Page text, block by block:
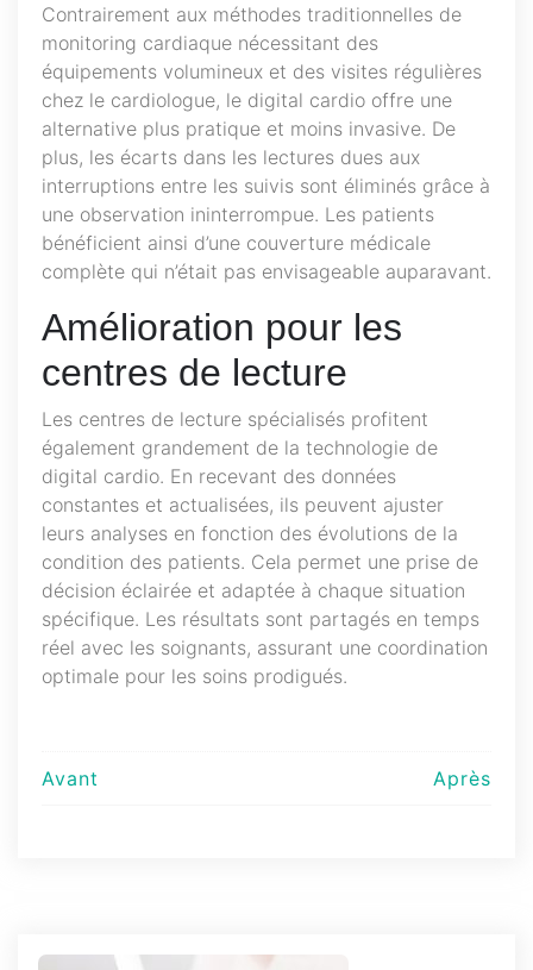
Contrairement aux méthodes traditionnelles de
monitoring cardiaque nécessitant des
équipements volumineux et des visites régulières
chez le cardiologue, le digital cardio offre une
alternative plus pratique et moins invasive. De
plus, les écarts dans les lectures dues aux
interruptions entre les suivis sont éliminés grâce à
une observation ininterrompue. Les patients
bénéficient ainsi d’une couverture médicale
complète qui n’était pas envisageable auparavant.
Amélioration pour les
centres de lecture
Les centres de lecture spécialisés profitent
également grandement de la technologie de
digital cardio. En recevant des données
constantes et actualisées, ils peuvent ajuster
leurs analyses en fonction des évolutions de la
condition des patients. Cela permet une prise de
décision éclairée et adaptée à chaque situation
spécifique. Les résultats sont partagés en temps
réel avec les soignants, assurant une coordination
optimale pour les soins prodigués.
Navigation
Avant Après